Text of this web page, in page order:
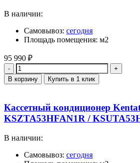
В наличии:
Самовывоз: сегодня
Площадь помещения: м2
95 990 ₽
Количество
В корзину Купить в 1 клик
Кассетный кондиционер
KSZTA53HFAN1R /
В наличии:
Самовывоз: сегодня